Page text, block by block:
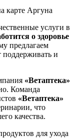
карте Аргуна
услуги в
о здоровье
предлагаем
поддерживать и
«Ветаптека»
Команда
«Ветаптека»
что
качества.
для ухода